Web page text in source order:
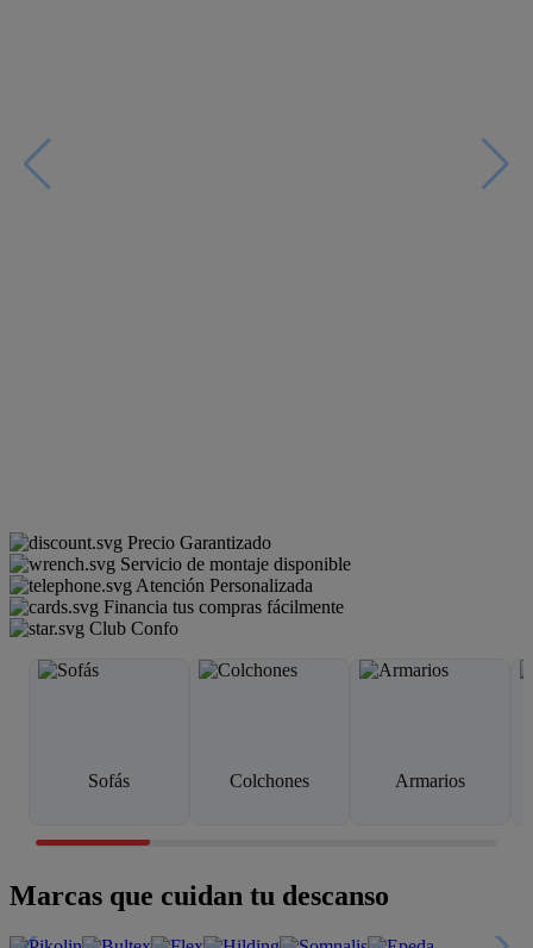
Precio Garantizado
Servicio de montaje disponible
Atención Personalizada
Financia tus compras fácilmente
Club Confo
Sofás Colchones Armarios
Marcas que cuidan tu descanso